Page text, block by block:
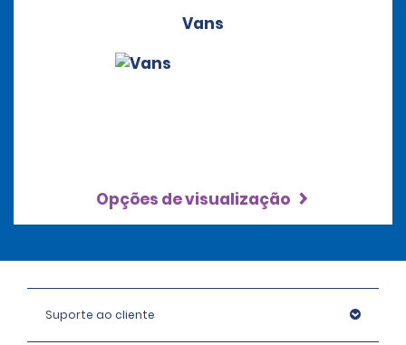
Vans
Opções de visualização
Suporte ao cliente